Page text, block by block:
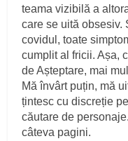
teama vizibilă a
care se uită obsesiv.
covidul, toate
cumplit al fricii. Așa,
de Așteptare, mai
Mă învârt puțin, mă
țintesc cu discreție
căutare de
câteva pagini.